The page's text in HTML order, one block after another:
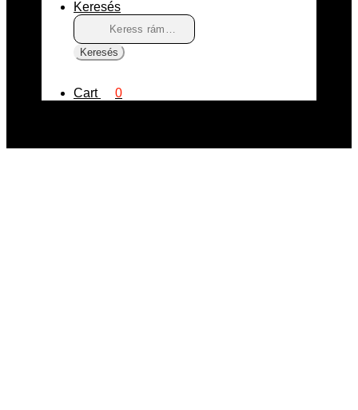
Keresés
Keresés
a
következőre:
Keresés
Cart 0